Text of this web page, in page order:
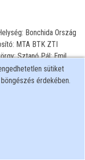
Bonchida Ország
MTA BTK ZTI
Sztanó Pál; Emil
1969.05.31. sütiket
érdekében.